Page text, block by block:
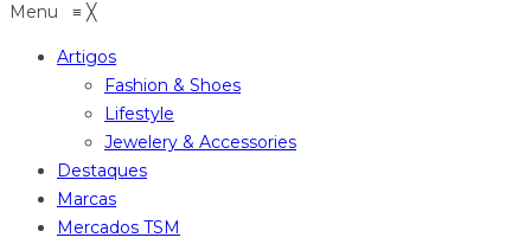
Menu ≡ ╳
Artigos
Fashion & Shoes
Lifestyle
Jewelery & Accessories
Destaques
Marcas
Mercados TSM